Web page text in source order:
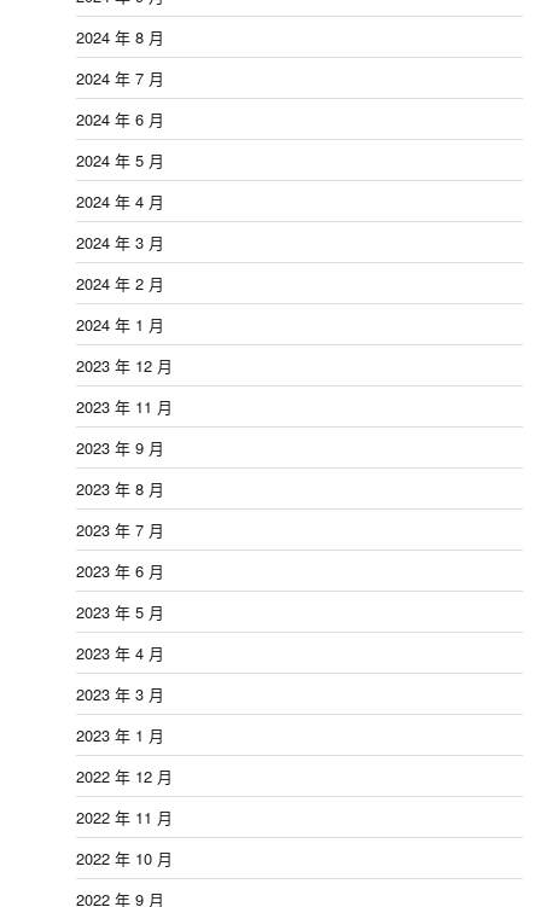
2024 年 8 月
2024 年 7 月
2024 年 6 月
2024 年 5 月
2024 年 4 月
2024 年 3 月
2024 年 2 月
2024 年 1 月
2023 年 12 月
2023 年 11 月
2023 年 9 月
2023 年 8 月
2023 年 7 月
2023 年 6 月
2023 年 5 月
2023 年 4 月
2023 年 3 月
2023 年 1 月
2022 年 12 月
2022 年 11 月
2022 年 10 月
2022 年 9 月